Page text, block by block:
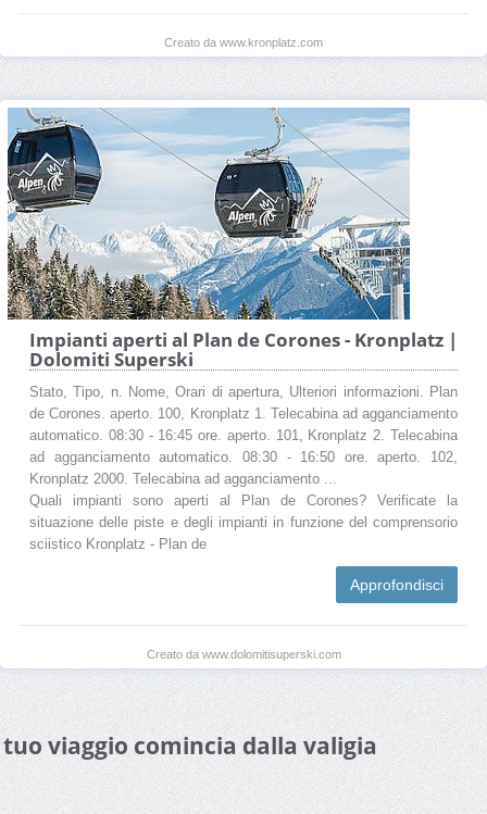
Creato da www.kronplatz.com
Impianti aperti al Plan de Corones - Kronplatz |
Dolomiti Superski
Stato, Tipo, n. Nome, Orari di apertura, Ulteriori informazioni. Plan
de Corones. aperto. 100, Kronplatz 1. Telecabina ad agganciamento
automatico. 08:30 - 16:45 ore. aperto. 101, Kronplatz 2. Telecabina
ad agganciamento automatico. 08:30 - 16:50 ore. aperto. 102,
Kronplatz 2000. Telecabina ad agganciamento ...
Quali impianti sono aperti al Plan de Corones? Verificate la
situazione delle piste e degli impianti in funzione del comprensorio
sciistico Kronplatz - Plan de
Approfondisci
Creato da www.dolomitisuperski.com
viaggio comincia dalla valigia